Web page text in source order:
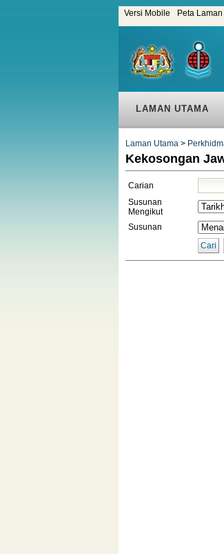
Versi Mobile Peta Laman
LAMAN UTAMA
Laman Utama >
Kekosongan
Carian
Susunan
Mengikut
Susunan
Cari